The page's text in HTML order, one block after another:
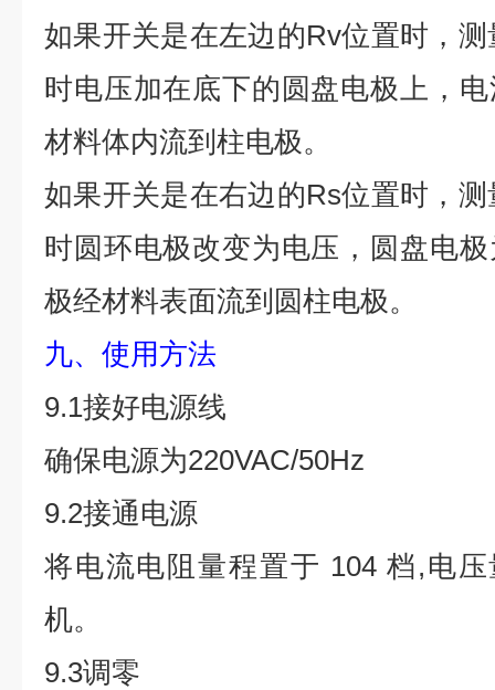
如果开关是在左边的Rv位置时，
时电压加在底下的圆盘电极上，
材料体内流到柱电极。
如果开关是在右边的Rs位置时，
时圆环电极改变为电压，圆盘电
极经材料表面流到圆柱电极。
九、使用方法
9.1接好电源线
确保电源为220VAC/50Hz
9.2接通电源
将电流电阻量程置于 104 档,电
机。
9.3调零